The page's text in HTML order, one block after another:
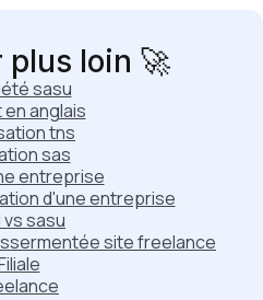
plus loin 🚀
sasu
anglais
tns
sas
entreprise
d'une entreprise
vs sasu
site freelance